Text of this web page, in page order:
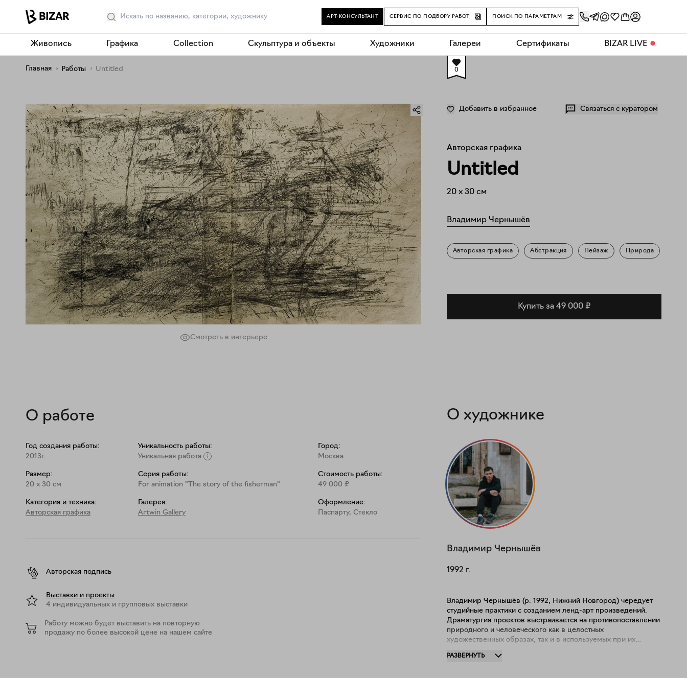
АРТ-КОНСУЛЬТАНТ СЕРВИС ПО ПОДБОРУ РАБОТ ПОИСК ПО ПАРАМЕТРАМ
Живопись Графика Collection Скульптура и объекты Художники Галереи Сертификаты BIZAR LIVE ⬤
Главная Работы Untitled
Смотреть в интерьере
0
Добавить в избранное Связаться с куратором
Авторская графика
Untitled
20 x 30 см
Владимир Чернышёв
Авторская графика Абстракция Пейзаж Природа
Купить за 49 000 ₽
О работе
Год создания работы:
2013г.
Размер:
20 x 30 см
Категория и техника:
Авторская графика
Уникальность работы:
Уникальная работа
Серия работы:
For animation "The story of the fisherman"
Галерея:
Artwin Gallery
Город:
Москва
Стоимость работы:
49 000 ₽
Оформление:
Паспарту, Стекло
Авторская подпись
Выставки и проекты
4 индивидуальных и групповых выставки
Работу можно будет выставить на повторную
продажу по более высокой цене на нашем сайте
О художнике
Владимир Чернышёв
1992 г.
Владимир Чернышёв (р. 1992, Нижний Новгород) чередует
студийные практики с созданием ленд-арт произведений.
Драматургия проектов выстраивается на противопоставлении
природного и человеческого как в целостных
художественных образах, так и в используемых при их
в себя живопись и инсталляции. Для живописных работ
РАЗВЕРНУТЬ